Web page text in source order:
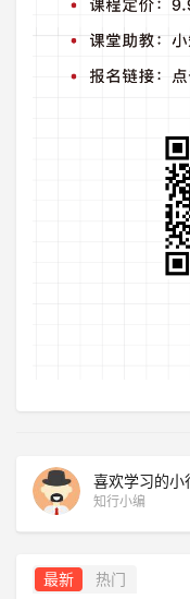
喜欢学习的小
知行小编
最新 热门